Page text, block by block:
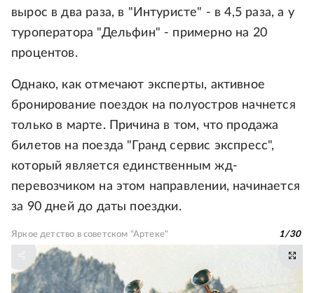
вырос в два раза, в "Интуристе" - в 4,5 раза, а у
туроператора "Дельфин" - примерно на 20
процентов.
Однако, как отмечают эксперты, активное
бронирование поездок на полуостров начнется
только в марте. Причина в том, что продажа
билетов на поезда "Гранд сервис экспресс",
который является единственным жд-
перевозчиком на этом направлении, начинается
за 90 дней до даты поездки.
Яркое детство в советском "Артеке" 1/30